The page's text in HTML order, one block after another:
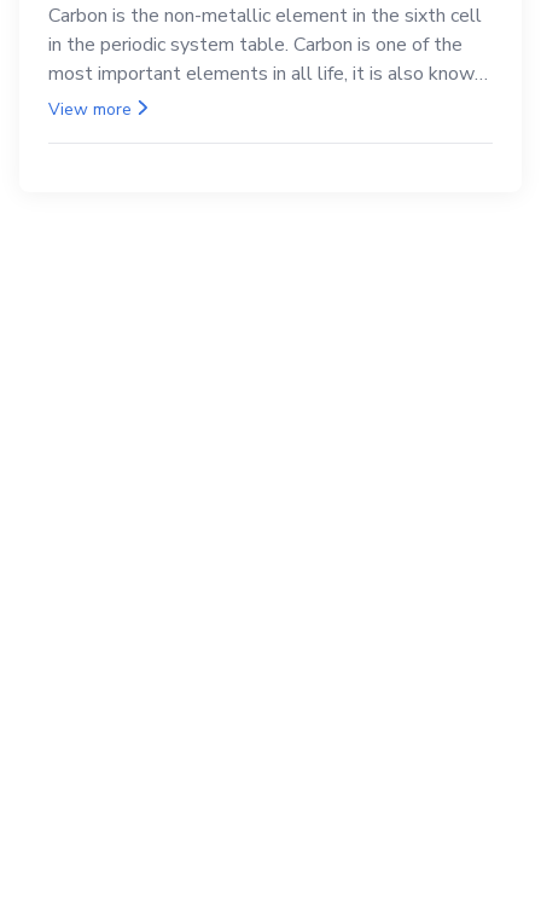
Carbon is the non-metallic element in the sixth cell
in the periodic system table. Carbon is one of the
most important elements in all life, it is also known
as the back.
View more